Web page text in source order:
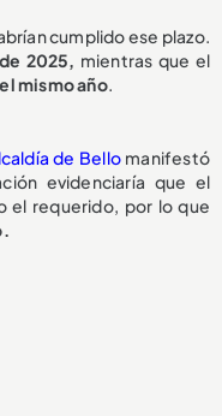
cumplido ese plazo.
2025, mientras que el
mismo año.
de Bellomanifestó
evidenciaría que el
el requerido, por lo que